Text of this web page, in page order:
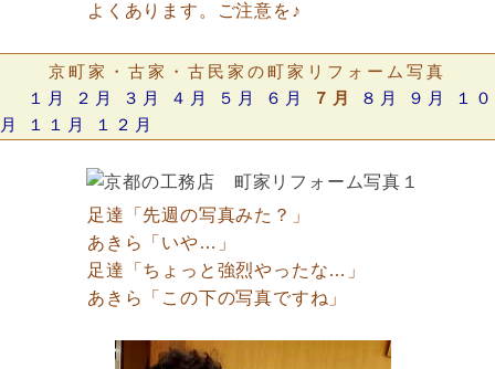
よくあります。ご注意を♪
京町家・古家・古民家の町家リフォーム写真
１月
２月 ３月 ４月 ５月 ６月 ７月 ８月 ９月
１０
月
１１月 １２月
足達「先週の写真みた？」
あきら「いや…」
足達「ちょっと強烈やったな…」
あきら「この下の写真ですね」